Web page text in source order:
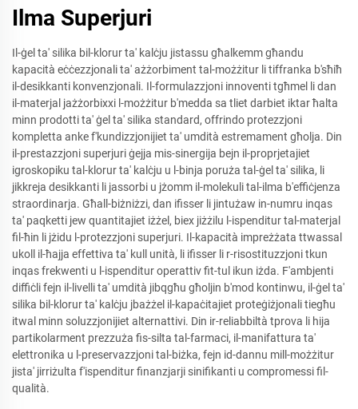
Ilma Superjuri
Il-ġel ta' silika bil-klorur ta' kalċju jistassu għalkemm għandu
kapacità eċċezzjonali ta' ażżorbiment tal-możżitur li tiffranka b'sħiħ
il-desikkanti konvenzjonali. Il-formulazzjoni innoventi tgħmel li dan
il-materjal jażżorbixxi l-możżitur b'medda sa tliet darbiet iktar ħalta
minn prodotti ta' ġel ta' silika standard, offrindo protezzjoni
kompletta anke f'kundizzjonijiet ta' umdità estremament għolja. Din
il-prestazzjoni superjuri ġejja mis-sinergija bejn il-proprjetajiet
igroskopiku tal-klorur ta' kalċju u l-binja poruża tal-ġel ta' silika, li
jikkreja desikkanti li jassorbi u jżomm il-molekuli tal-ilma b'effiċjenza
straordinarja. Għall-biżniżzi, dan ifisser li jintużaw in-numru inqas
ta' paqketti jew quantitajiet iżżel, biex jiżżilu l-ispenditur tal-materjal
fil-ħin li jżidu l-protezzjoni superjuri. Il-kapacità impreżżata ttwassal
ukoll il-ħajja effettiva ta' kull unità, li ifisser li r-risostituzzjoni tkun
inqas frekwenti u l-ispenditur operattiv fit-tul ikun iżda. F'ambjenti
diffiċli fejn il-livelli ta' umdità jibqgħu għoljin b'mod kontinwu, il-ġel ta'
silika bil-klorur ta' kalċju jbażżel il-kapaċitajiet proteġiżjonali tiegħu
itwal minn soluzzjonijiet alternattivi. Din ir-reliabbiltà tprova li hija
partikolarment prezzuża fis-silta tal-farmaci, il-manifattura ta'
elettronika u l-preservazzjoni tal-biżka, fejn id-dannu mill-możżitur
jista' jirriżulta f'ispenditur finanzjarji sinifikanti u compromessi fil-
qualità.